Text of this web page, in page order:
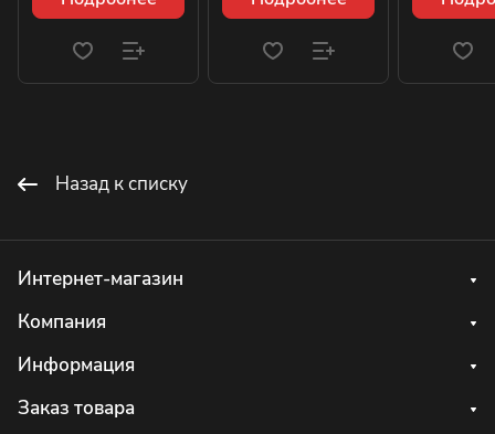
Назад к списку
Интернет-магазин
Компания
Информация
Заказ товара